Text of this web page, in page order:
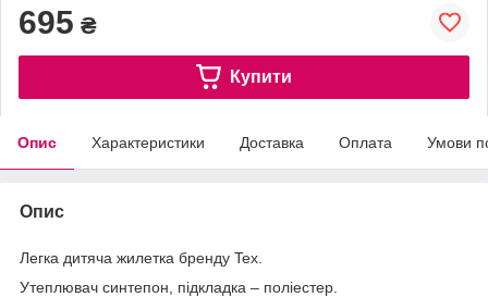
695 ₴
Купити
Опис Характеристики Доставка Оплата Умови
Опис
Легка дитяча жилетка бренду Tex.
Утеплювач синтепон, підкладка – поліестер.